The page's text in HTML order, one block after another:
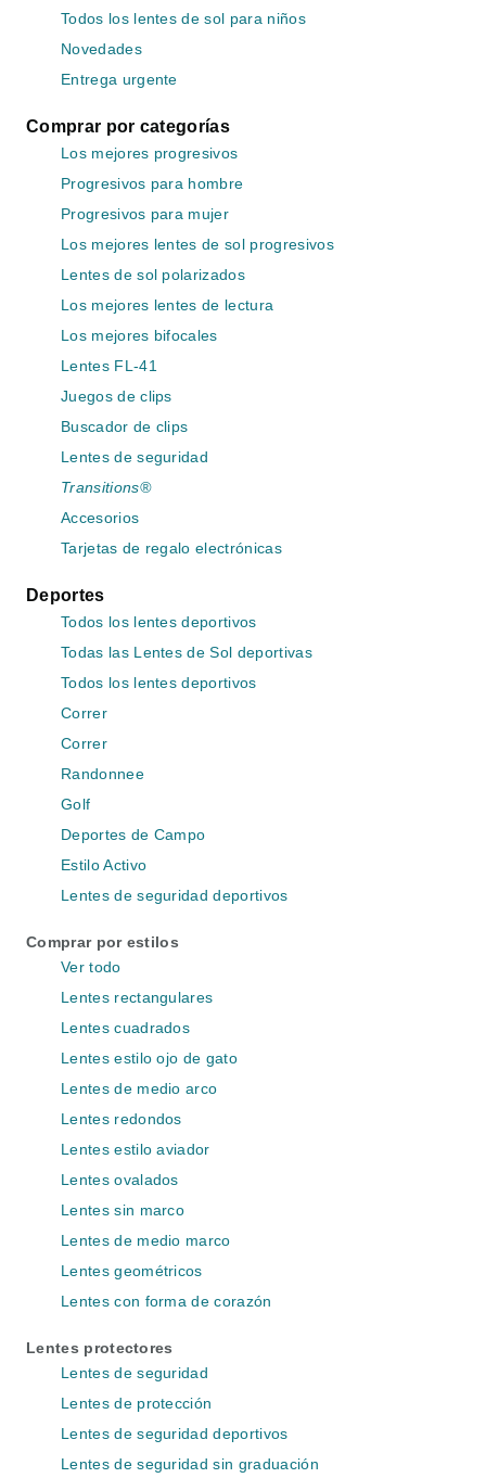
Todos los lentes de sol para niños
Novedades
Entrega urgente
Comprar por categorías
Los mejores progresivos
Progresivos para hombre
Progresivos para mujer
Los mejores lentes de sol progresivos
Lentes de sol polarizados
Los mejores lentes de lectura
Los mejores bifocales
Lentes FL-41
Juegos de clips
Buscador de clips
Lentes de seguridad
Transitions®
Accesorios
Tarjetas de regalo electrónicas
Deportes
Todos los lentes deportivos
Todas las Lentes de Sol deportivas
Todos los lentes deportivos
Correr
Correr
Randonnee
Golf
Deportes de Campo
Estilo Activo
Lentes de seguridad deportivos
Comprar por estilos
Ver todo
Lentes rectangulares
Lentes cuadrados
Lentes estilo ojo de gato
Lentes de medio arco
Lentes redondos
Lentes estilo aviador
Lentes ovalados
Lentes sin marco
Lentes de medio marco
Lentes geométricos
Lentes con forma de corazón
Lentes protectores
Lentes de seguridad
Lentes de protección
Lentes de seguridad deportivos
Lentes de seguridad sin graduación